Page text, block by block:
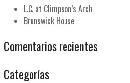
L.C. at Climpson’s Arch
Brunswick House
Comentarios recientes
Categorías